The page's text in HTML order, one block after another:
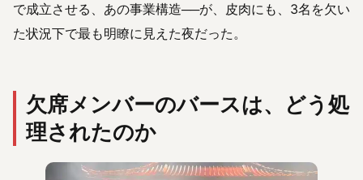
で成立させる、あの事業構造──が、皮肉にも、3名を欠い
た状況下で最も明瞭に見えた夜だった。
欠席メンバーのバースは、どう処
理されたのか